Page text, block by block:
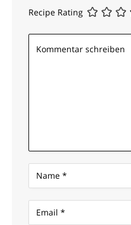
Recipe Rating